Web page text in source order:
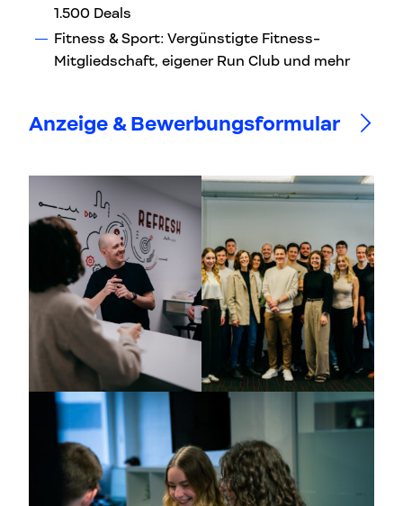
1.500 Deals
Fitness & Sport: Vergünstigte Fitness-
Mitgliedschaft, eigener Run Club und mehr
Anzeige & Bewerbungsformular